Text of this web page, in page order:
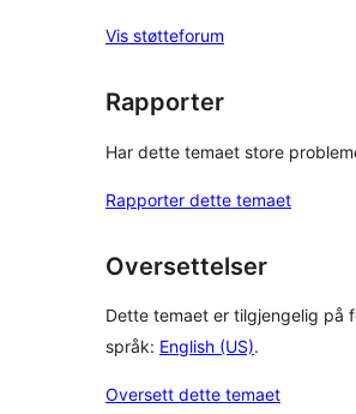
Vis støtteforum
Rapporter
Har dette temaet store
Rapporter dette temaet
Oversettelser
Dette temaet er tilgjengelig på
språk: English (US).
Oversett dette temaet